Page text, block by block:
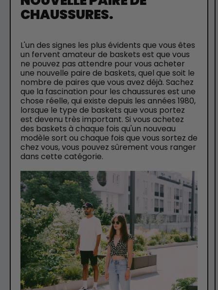
CHAUSSURES.
L'un des signes les plus évidents que vous êtes
un fervent amateur de baskets est que vous
ne pouvez pas attendre pour vous acheter
une nouvelle paire de baskets, quel que soit le
nombre de paires que vous avez déjà. Sachez
que la fascination pour les chaussures est une
chose réelle, qui existe depuis les années 1980,
lorsque le type de baskets que vous portez
est devenu très important. Si vous achetez
des baskets à chaque fois qu'un nouveau
modèle sort ou chaque fois que vous sortez de
chez vous, vous pouvez sûrement vous ranger
dans cette catégorie.